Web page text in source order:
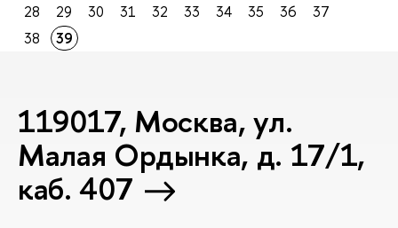
28
29 30 31 32 33 34 35 36
37
38
39
119017, Москва, ул.
Малая Ордынка, д. 17/1,
каб. 407